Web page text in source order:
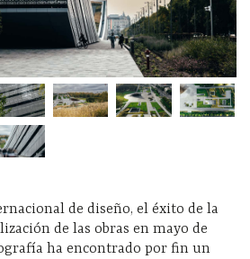
de diseño, el éxito de la
de las obras en mayo de
ha encontrado por fin un